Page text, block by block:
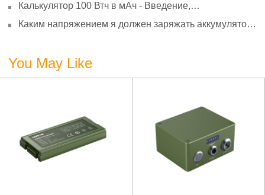
Калькулятор 100 Втч в мАч - Введение,
Каким напряжением я должен заряжать аккумулятор
You May Like